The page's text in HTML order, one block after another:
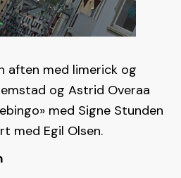
aften med limerick og
og Astrid Overaa
med Signe Stunden
med Egil Olsen.